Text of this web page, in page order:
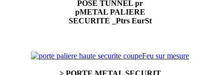
POSE TUNNEL pr
pMETAL PALIERE
SECURITE _Ptrs EurSt
> PORTE METAL SECURIT